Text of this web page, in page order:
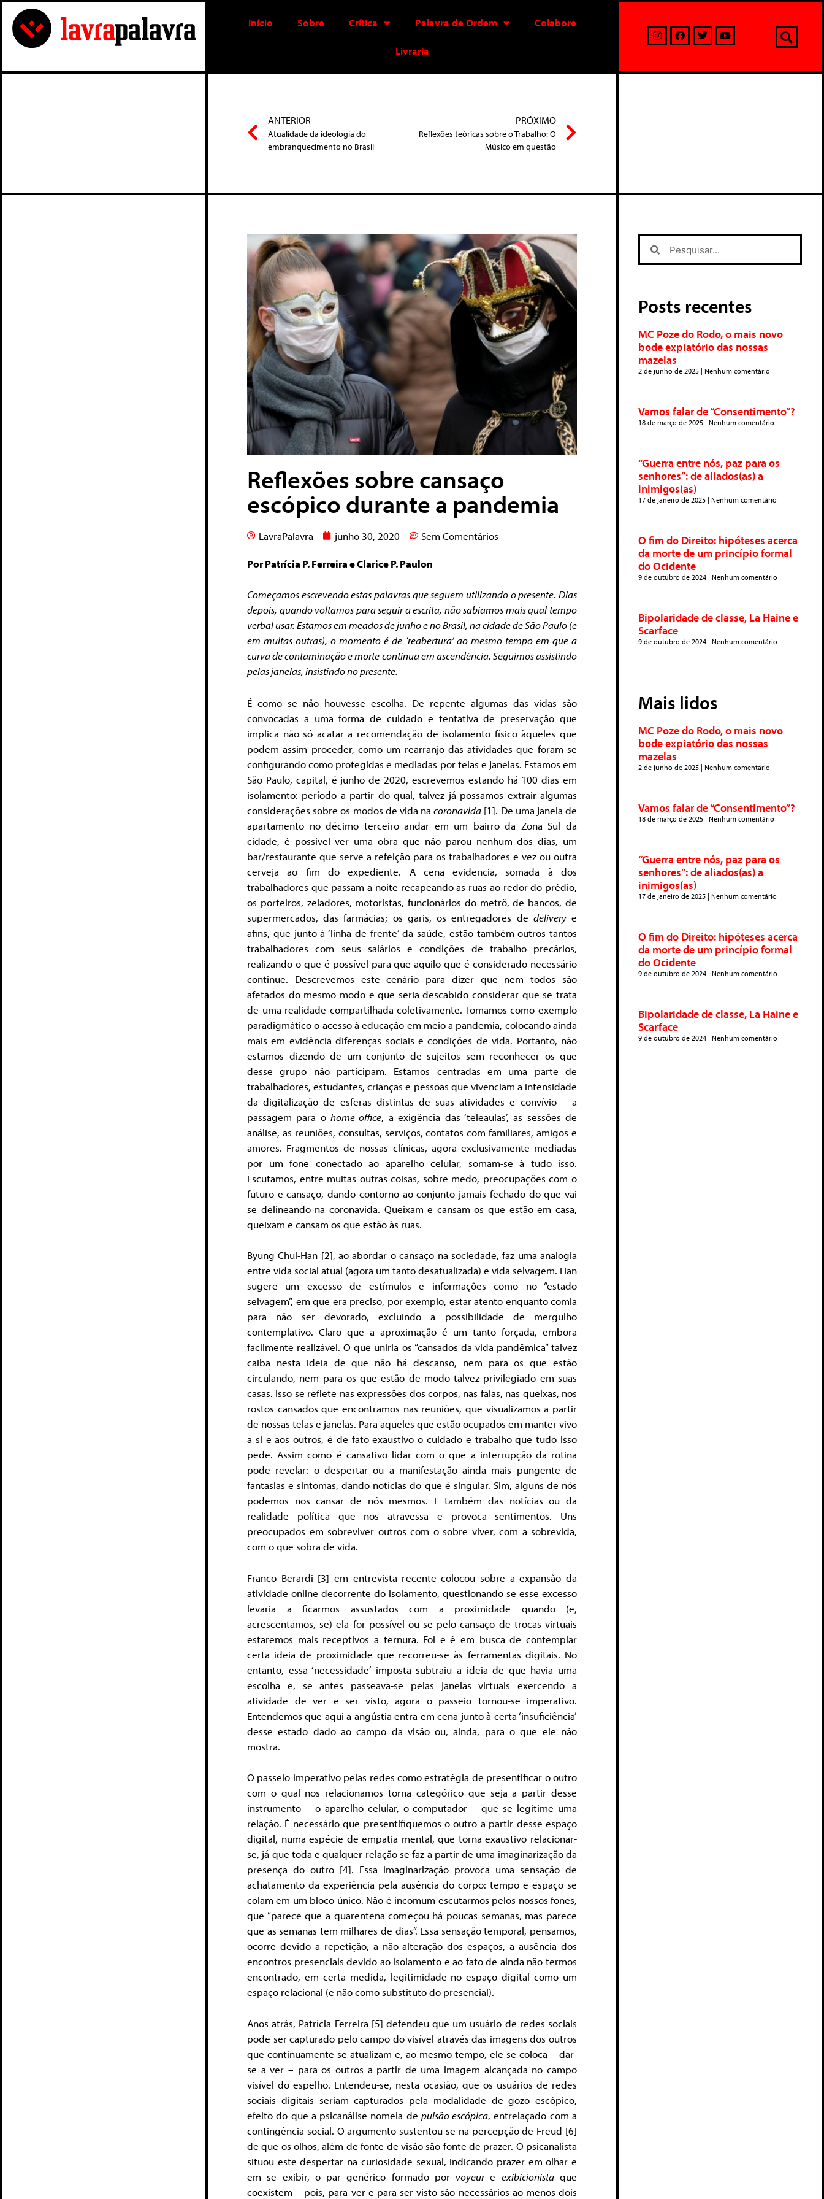
Início Sobre Crítica Palavra de Ordem Colabore
Livraria
ANTERIOR
Atualidade da ideologia do
embranquecimento no Brasil
PRÓXIMO
Reflexões teóricas sobre o Trabalho: O
Músico em questão
Reflexões sobre cansaço
escópico durante a pandemia
LavraPalavra junho 30, 2020 Sem Comentários
Por Patrícia P. Ferreira e Clarice P. Paulon
Começamos escrevendo estas palavras que seguem utilizando o presente. Dias
depois, quando voltamos para seguir a escrita, não sabíamos mais qual tempo
verbal usar. Estamos em meados de junho e no Brasil, na cidade de São Paulo (e
em muitas outras), o momento é de ‘reabertura’ ao mesmo tempo em que a
curva de contaminação e morte continua em ascendência. Seguimos assistindo
pelas janelas, insistindo no presente.
É como se não houvesse escolha. De repente algumas das vidas são
convocadas a uma forma de cuidado e tentativa de preservação que
implica não só acatar a recomendação de isolamento físico àqueles que
podem assim proceder, como um rearranjo das atividades que foram se
configurando como protegidas e mediadas por telas e janelas. Estamos em
São Paulo, capital, é junho de 2020, escrevemos estando há 100 dias em
isolamento: período a partir do qual, talvez já possamos extrair algumas
considerações sobre os modos de vida nacoronavida [1]. De uma janela de
apartamento no décimo terceiro andar em um bairro da Zona Sul da
cidade, é possível ver uma obra que não parou nenhum dos dias, um
bar/restaurante que serve a refeição para os trabalhadores e vez ou outra
cerveja ao fim do expediente. A cena evidencia, somada à dos
trabalhadores que passam a noite recapeando as ruas ao redor do prédio,
os porteiros, zeladores, motoristas, funcionários do metrô, de bancos, de
supermercados, das farmácias; os garis, os entregadores de deliverye
afins, que junto à ‘linha de frente’ da saúde, estão também outros tantos
trabalhadores com seus salários e condições de trabalho precários,
realizando o que é possível para que aquilo que é considerado necessário
continue. Descrevemos este cenário para dizer que nem todos são
afetados do mesmo modo e que seria descabido considerar que se trata
de uma realidade compartilhada coletivamente. Tomamos como exemplo
paradigmático o acesso à educação em meio a pandemia, colocando ainda
mais em evidência diferenças sociais e condições de vida. Portanto, não
estamos dizendo de um conjunto de sujeitos sem reconhecer os que
desse grupo não participam. Estamos centradas em uma parte de
trabalhadores, estudantes, crianças e pessoas que vivenciam a intensidade
da digitalização de esferas distintas de suas atividades e convívio – a
passagem para ohome office, a exigência das ‘teleaulas’, as sessões de
análise, as reuniões, consultas, serviços, contatos com familiares, amigos e
amores. Fragmentos de nossas clínicas, agora exclusivamente mediadas
por um fone conectado ao aparelho celular, somam-se à tudo isso.
Escutamos, entre muitas outras coisas, sobre medo, preocupações com o
futuro e cansaço, dando contorno ao conjunto jamais fechado do que vai
se delineando na coronavida. Queixam e cansam os que estão em casa,
queixam e cansam os que estão às ruas.
Byung Chul-Han [2], ao abordar o cansaço na sociedade, faz uma analogia
entre vida social atual (agora um tanto desatualizada) e vida selvagem. Han
sugere um excesso de estímulos e informações como no “estado
selvagem”, em que era preciso, por exemplo, estar atento enquanto comia
para não ser devorado, excluindo a possibilidade de mergulho
contemplativo. Claro que a aproximação é um tanto forçada, embora
facilmente realizável. O que uniria os “cansados da vida pandêmica” talvez
caiba nesta ideia de que não há descanso, nem para os que estão
circulando, nem para os que estão de modo talvez privilegiado em suas
casas. Isso se reflete nas expressões dos corpos, nas falas, nas queixas, nos
rostos cansados que encontramos nas reuniões, que visualizamos a partir
de nossas telas e janelas. Para aqueles que estão ocupados em manter vivo
a si e aos outros, é de fato exaustivo o cuidado e trabalho que tudo isso
pede. Assim como é cansativo lidar com o que a interrupção da rotina
pode revelar: o despertar ou a manifestação ainda mais pungente de
fantasias e sintomas, dando notícias do que é singular. Sim, alguns de nós
podemos nos cansar de nós mesmos. E também das notícias ou da
realidade política que nos atravessa e provoca sentimentos. Uns
preocupados em sobreviver outros com o sobre viver, com a sobrevida,
com o que sobra de vida.
Franco Berardi [3] em entrevista recente colocou sobre a expansão da
atividade online decorrente do isolamento, questionando se esse excesso
levaria a ficarmos assustados com a proximidade quando (e,
acrescentamos, se) ela for possível ou se pelo cansaço de trocas virtuais
estaremos mais receptivos a ternura. Foi e é em busca de contemplar
certa ideia de proximidade que recorreu-se às ferramentas digitais. No
entanto, essa ‘necessidade’ imposta subtraiu a ideia de que havia uma
escolha e, se antes passeava-se pelas janelas virtuais exercendo a
atividade de ver e ser visto, agora o passeio tornou-se imperativo.
Entendemos que aqui a angústia entra em cena junto à certa ‘insuficiência’
desse estado dado ao campo da visão ou, ainda, para o que ele não
mostra.
O passeio imperativo pelas redes como estratégia de presentificar o outro
com o qual nos relacionamos torna categórico que seja a partir desse
instrumento – o aparelho celular, o computador – que se legitime uma
relação. É necessário que presentifiquemos o outro a partir desse espaço
digital, numa espécie de empatia mental, que torna exaustivo relacionar-
se, já que toda e qualquer relação se faz a partir de uma imaginarização da
presença do outro [4]. Essa imaginarização provoca uma sensação de
achatamento da experiência pela ausência do corpo: tempo e espaço se
colam em um bloco único. Não é incomum escutarmos pelos nossos fones,
que “parece que a quarentena começou há poucas semanas, mas parece
que as semanas tem milhares de dias”. Essa sensação temporal, pensamos,
ocorre devido a repetição, a não alteração dos espaços, a ausência dos
encontros presenciais devido ao isolamento e ao fato de ainda não termos
encontrado, em certa medida, legitimidade no espaço digital como um
espaço relacional (e não como substituto do presencial).
Anos atrás, Patrícia Ferreira [5] defendeu que um usuário de redes sociais
pode ser capturado pelo campo do visível através das imagens dos outros
que continuamente se atualizam e, ao mesmo tempo, ele se coloca – dar-
se a ver – para os outros a partir de uma imagem alcançada no campo
visível do espelho. Entendeu-se, nesta ocasião, que os usuários de redes
sociais digitais seriam capturados pela modalidade de gozo escópico,
efeito do que a psicanálise nomeia de pulsão escópica, entrelaçado com a
contingência social. O argumento sustentou-se na percepção de Freud [6]
de que os olhos, além de fonte de visão são fonte de prazer. O psicanalista
situou este despertar na curiosidade sexual, indicando prazer em olhar e
em se exibir, o par genérico formado por voyeure exibicionistaque
coexistem – pois, para ver e para ser visto são necessários ao menos dois
Posts recentes
MC Poze do Rodo, o mais novo
bode expiatório das nossas
mazelas
2 de junho de 2025 Nenhum comentário
Vamos falar de “Consentimento”?
18 de março de 2025 Nenhum comentário
“Guerra entre nós, paz para os
senhores”: de aliados(as) a
inimigos(as)
17 de janeiro de 2025 Nenhum comentário
O fim do Direito: hipóteses acerca
da morte de um princípio formal
do Ocidente
9 de outubro de 2024 Nenhum comentário
Bipolaridade de classe, La Haine e
Scarface
9 de outubro de 2024 Nenhum comentário
Mais lidos
MC Poze do Rodo, o mais novo
bode expiatório das nossas
mazelas
2 de junho de 2025 Nenhum comentário
Vamos falar de “Consentimento”?
18 de março de 2025 Nenhum comentário
“Guerra entre nós, paz para os
senhores”: de aliados(as) a
inimigos(as)
17 de janeiro de 2025 Nenhum comentário
O fim do Direito: hipóteses acerca
da morte de um princípio formal
do Ocidente
9 de outubro de 2024 Nenhum comentário
Bipolaridade de classe, La Haine e
Scarface
9 de outubro de 2024 Nenhum comentário